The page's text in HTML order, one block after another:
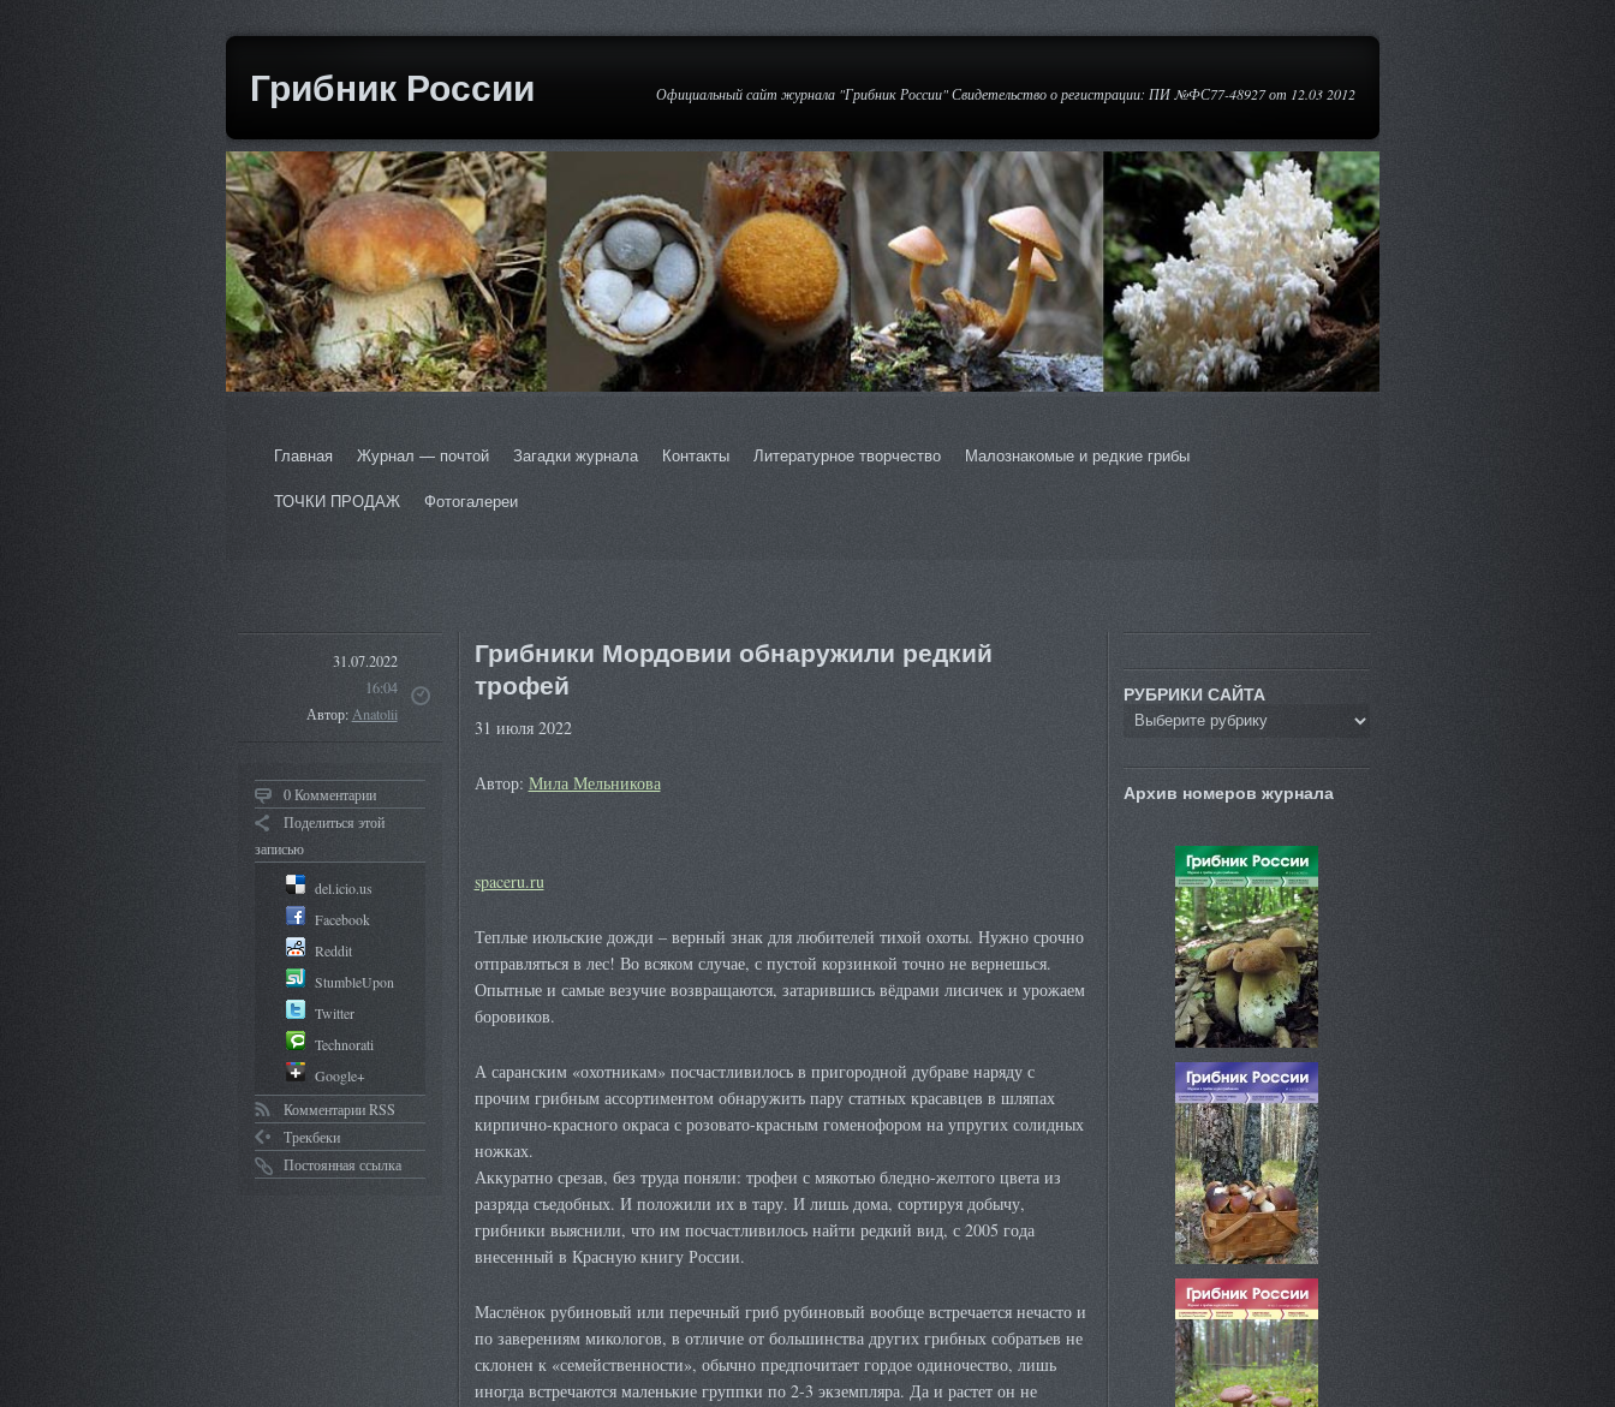
Грибник России Официальный сайт журнала "Грибник России" Свидетельство о регистрации: ПИ №ФС77-48927 от 12.03 2012
Главная Журнал — почтой Загадки журнала Контакты Литературное творчество
Малознакомые и редкие грибы
ТОЧКИ ПРОДАЖ
Фотогалереи
31.07.2022
16:04
Автор:Anatolii
0 Комментарии
Поделиться этой
записью
del.icio.us
Facebook
Reddit
StumbleUpon
Twitter
Technorati
Google+
Комментарии RSS
Трекбеки
Постоянная ссылка
Грибники Мордовии обнаружили редкий
трофей
31 июля 2022
Автор: Мила Мельникова
spaceru.ru
Теплые июльские дожди – верный знак для любителей тихой охоты. Нужно срочно
отправляться в лес! Во всяком случае, с пустой корзинкой точно не вернешься.
Опытные и самые везучие возвращаются, затарившись вёдрами лисичек и урожаем
боровиков.
А саранским «охотникам» посчастливилось в пригородной дубраве наряду с
прочим грибным ассортиментом обнаружить пару статных красавцев в шляпах
кирпично-красного окраса с розовато-красным гоменофором на упругих солидных
ножках.
Аккуратно срезав, без труда поняли: трофеи с мякотью бледно-желтого цвета из
разряда съедобных. И положили их в тару. И лишь дома, сортируя добычу,
грибники выяснили, что им посчастливилось найти редкий вид, с 2005 года
внесенный в Красную книгу России.
Маслёнок рубиновый или перечный гриб рубиновый вообще встречается нечасто и
по заверениям микологов, в отличие от большинства других грибных собратьев не
склонен к «семейственности», обычно предпочитает гордое одиночество, лишь
иногда встречаются маленькие группки по 2-3 экземпляра. Да и растет он не
РУБРИКИ САЙТА
Архив номеров журнала